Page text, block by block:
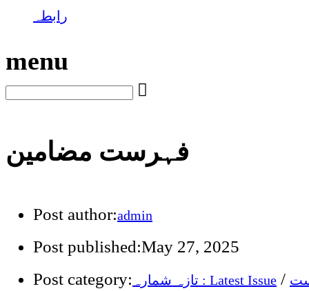
رابطہ
menu
فہرست مضامین
Post author:admin
Post published:May 27, 2025
Post category:
تازہ شمارہ : Latest Issue /